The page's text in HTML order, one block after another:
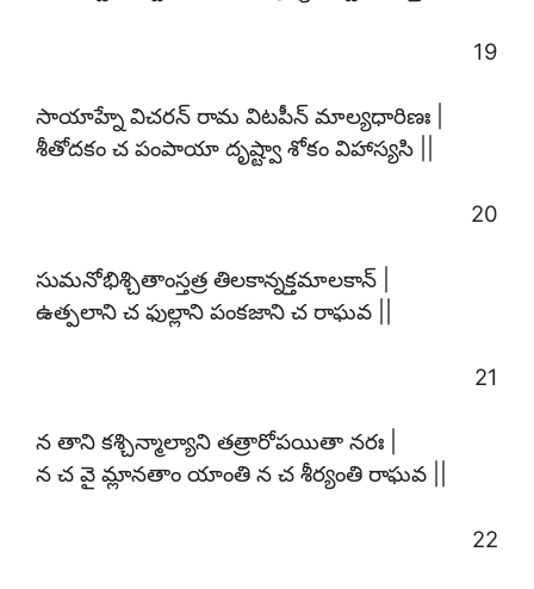
19
సాయాహ్నే విచరన్ రామ విటపీన్ మాల్యధారిణః |
శీతోదకం చ పంపాయా దృష్ట్వా శోకం విహాస్యసి ||
20
సుమనోభిశ్చితాంస్తత్ర తిలకాన్నక్తమాలకాన్ |
ఉత్పలాని చ ఫుల్లాని పంకజాని చ రాఘవ ||
21
న తాని కశ్చిన్మాల్యాని తత్రారోపయితా నరః |
న చ వై మ్లానతాం యాంతి న చ శీర్యంతి రాఘవ ||
22